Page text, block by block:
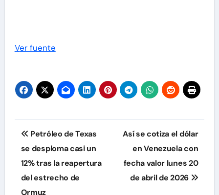
Ver fuente
Navegación
de
entradas
Petróleo de Texas
se desploma casi un
12% tras la reapertura
del estrecho de
Ormuz
Así se cotiza el dólar
en Venezuela con
fecha valor lunes 20
de abril de 2026